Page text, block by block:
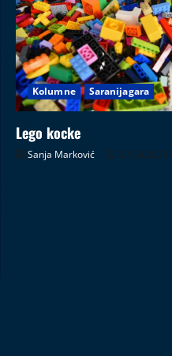
Kolumne Saranijagara
Lego kocke
Sanja Marković 02.08.2026